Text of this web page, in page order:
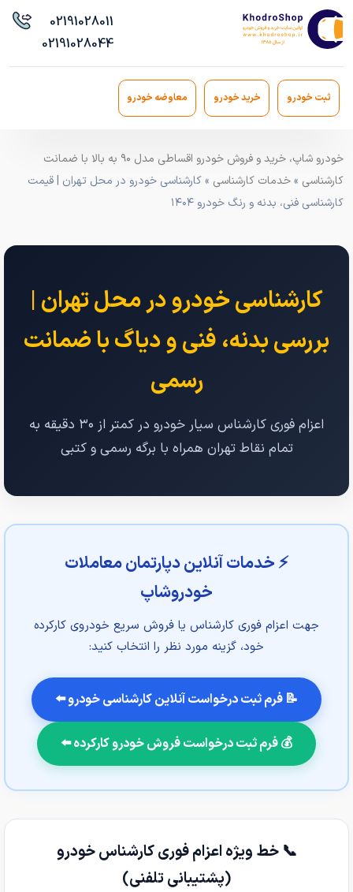
02191028011
02191028044
ثبت خودرو خرید خودرو معاوضه خودرو
خودرو شاپ، خرید و فروش خودرو اقساطی مدل ۹۰ به بالا با ضمانت
کارشناسی »خدمات کارشناسی » کارشناسی خودرو در محل تهران | قیمت
کارشناسی فنی، بدنه و رنگ خودرو ۱۴۰۴
کارشناسی خودرو در محل تهران |
بررسی بدنه، فنی و دیاگ با ضمانت
رسمی
اعزام فوری کارشناس سیار خودرو در کمتر از ۳۰ دقیقه به
تمام نقاط تهران همراه با برگه رسمی و کتبی
⚡ خدمات آنلاین دپارتمان معاملات
خودروشاپ
جهت اعزام فوری کارشناس یا فروش سریع خودروی کارکرده
خود، گزینه مورد نظر را انتخاب کنید:
📝 فرم ثبت درخواست آنلاین کارشناسی خودرو ⬅️
💰 فرم ثبت درخواست فروش خودرو کارکرده ⬅️
📞 خط ویژه اعزام فوری کارشناس خودرو
(پشتیبانی تلفنی)